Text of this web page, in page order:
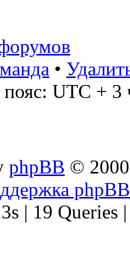
•
UTC + 3
phpBB ©
phpBB
| 19 Queries